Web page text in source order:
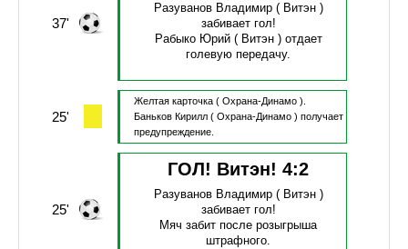
37'
Разуванов Владимир( Витэн )
забивает гол!
Рабыко Юрий( Витэн ) отдает
голевую передачу.
25'
Желтая карточка ( Охрана-Динамо ).
Баньков Кирилл( Охрана-Динамо ) получает
предупреждение.
25'
ГОЛ! Витэн!4:2
Разуванов Владимир( Витэн )
забивает гол!
Мяч забит после розыгрыша
штрафного.